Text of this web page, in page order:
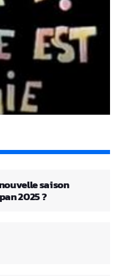
saison
2025 ?